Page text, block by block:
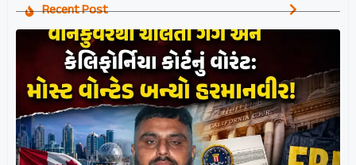
Recent Post